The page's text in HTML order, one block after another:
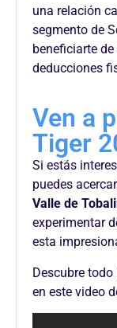
una relación
segmento de
beneficiarte
deducciones
Ven a
Tiger
Si estás
puedes
Valle de
experimentar
esta
Descubre
en este video